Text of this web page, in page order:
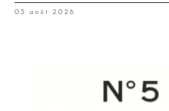
05 août 2026